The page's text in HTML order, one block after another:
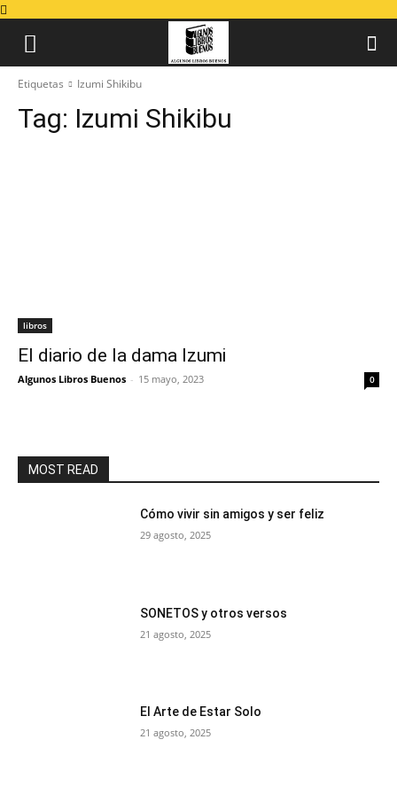
Etiquetas Izumi Shikibu
Tag: Izumi Shikibu
libros
El diario de la dama Izumi
Algunos Libros Buenos - 15 mayo, 2023 0
MOST READ
Cómo vivir sin amigos y ser feliz
29 agosto, 2025
SONETOS y otros versos
21 agosto, 2025
El Arte de Estar Solo
21 agosto, 2025